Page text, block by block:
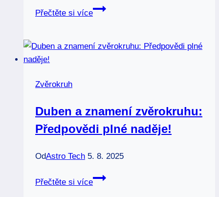
Přečtěte si více
Prosinec
zvěrokruhu:
Zvěrokruh
Duben a znamení zvěrokruhu:
Předpovědi plné naděje!
OdAstro Tech 5. 8. 2025
Přečtěte si více
Duben